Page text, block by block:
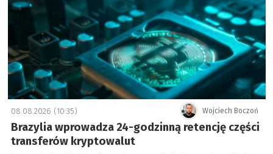
Wojciech Boczoń
08.08.2026 (10:35)
Brazylia wprowadza 24-godzinną retencję części
transferów kryptowalut